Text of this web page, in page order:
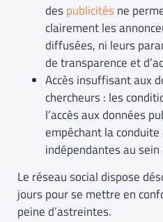
despublicitésne
clairement les
diffusées, ni leurs
de transparence et
Accès insuffisant aux
chercheurs : les
l’accès aux données
empêchant la
indépendantes au sein
Le réseau social dispose
jours pour se mettre en
peine d’astreintes.